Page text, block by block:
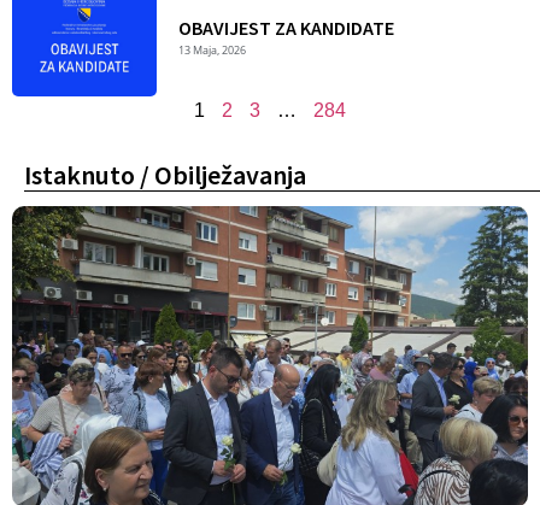
OBAVIJEST ZA KANDIDATE
13 Maja, 2026
1 2 3 … 284
Istaknuto / Obilježavanja